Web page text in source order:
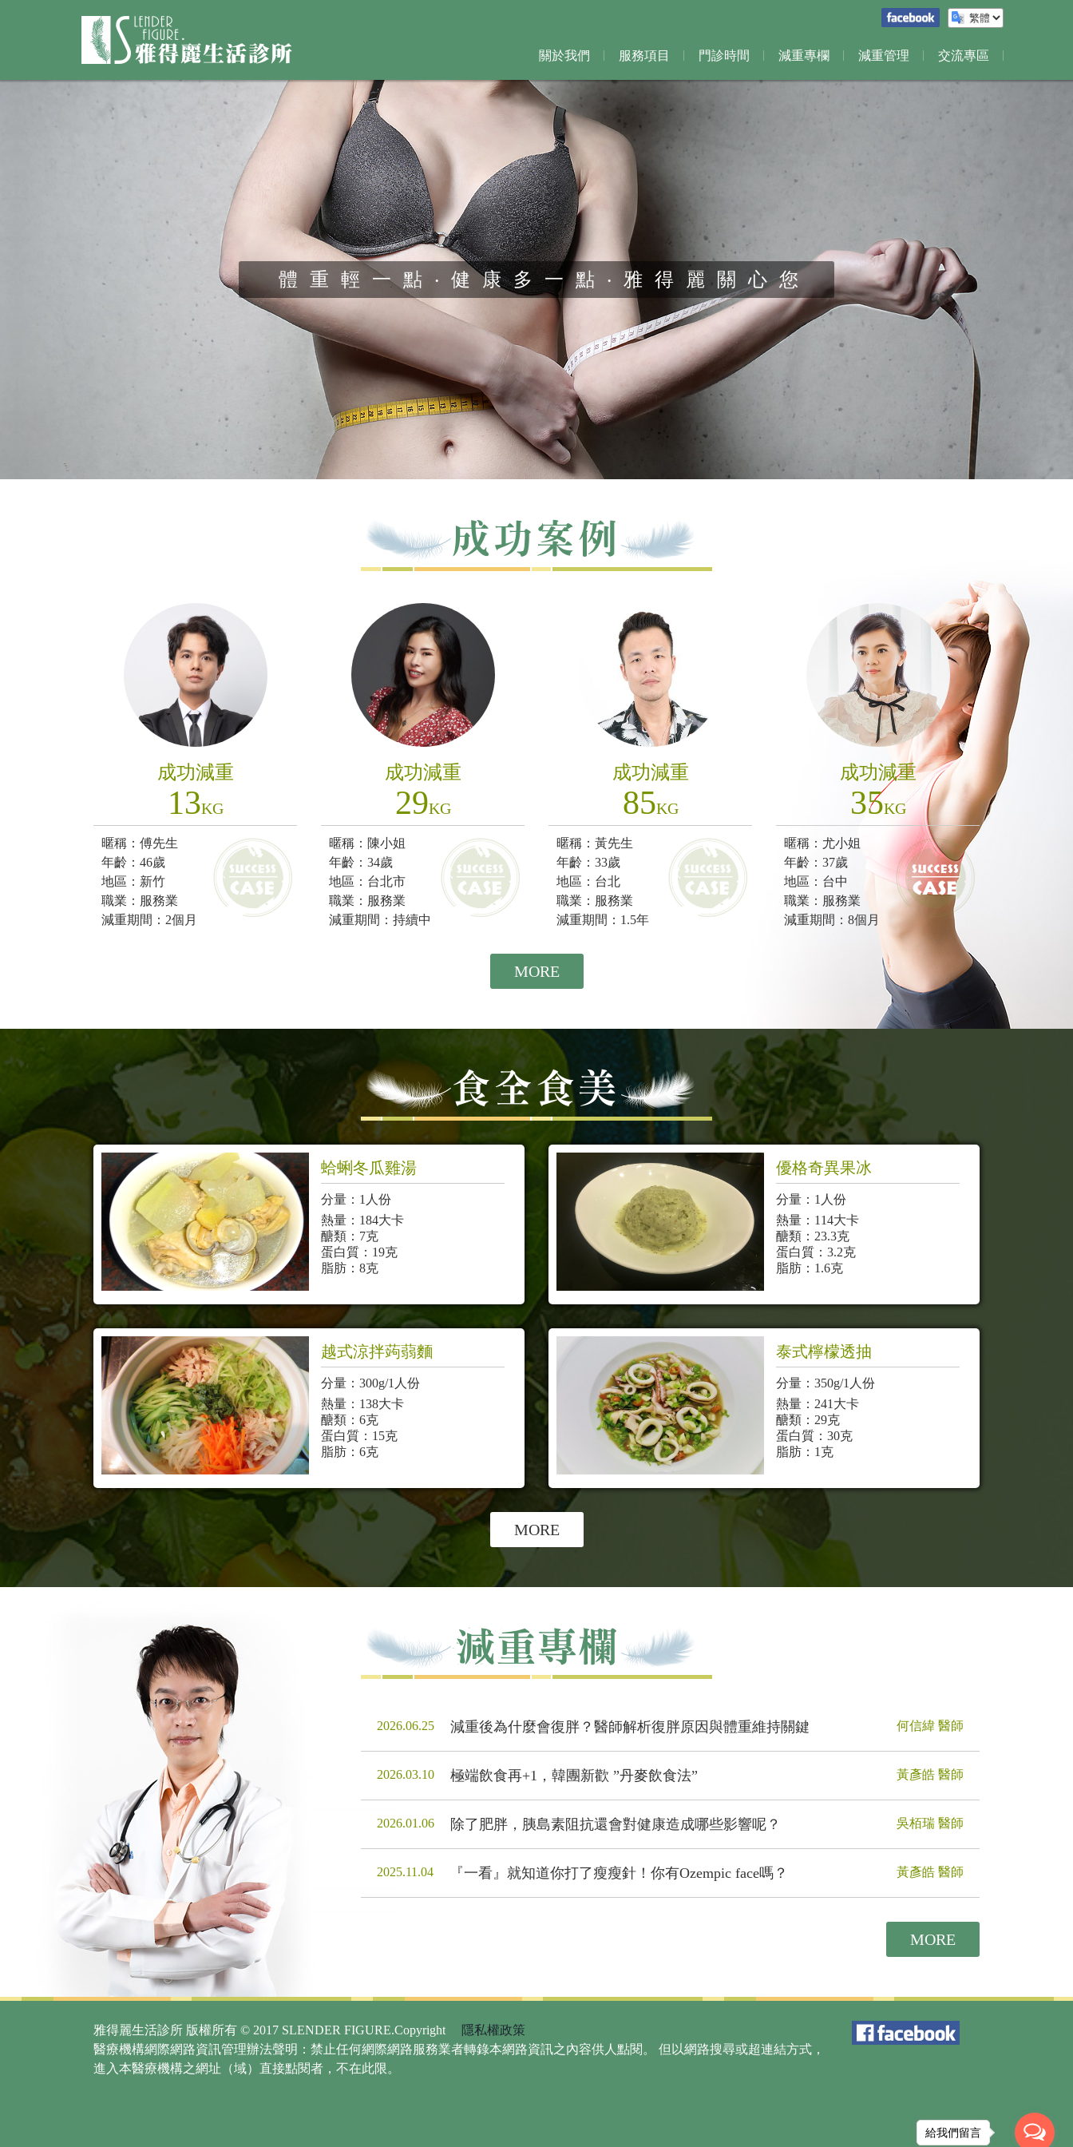
關於我們 服務項目 門診時間 減重專欄 減重管理 交流專區
體重輕一點‧健康多一點‧雅得麗關心您
體重輕一點‧健康多一點‧雅得麗關心您
體重輕一點‧健康多一點‧雅得麗關心您
體重輕一點‧健康多一點‧雅得麗關心您
體重輕一點‧健康多一點‧雅得麗關心您
成功減重
13KG
暱稱：傅先生
年齡：46歲
地區：新竹
職業：服務業
減重期間：2個月
成功減重
29KG
暱稱：陳小姐
年齡：34歲
地區：台北市
職業：服務業
減重期間：持續中
成功減重
85KG
暱稱：黃先生
年齡：33歲
地區：台北
職業：服務業
減重期間：1.5年
成功減重
35KG
暱稱：尤小姐
年齡：37歲
地區：台中
職業：服務業
減重期間：8個月
MORE
蛤蜊冬瓜雞湯
分量：1人份
熱量：184大卡
醣類：7克
蛋白質：19克
脂肪：8克
優格奇異果冰
分量：1人份
熱量：114大卡
醣類：23.3克
蛋白質：3.2克
脂肪：1.6克
越式涼拌蒟蒻麵
分量：300g/1人份
熱量：138大卡
醣類：6克
蛋白質：15克
脂肪：6克
泰式檸檬透抽
分量：350g/1人份
熱量：241大卡
醣類：29克
蛋白質：30克
脂肪：1克
MORE
2026.06.25 何信緯 醫師
減重後為什麼會復胖？醫師解析復胖原因與體重維持關鍵
2026.03.10 黃彥皓 醫師
極端飲食再+1，韓團新歡 ”丹麥飲食法”
2026.01.06 吳栢瑞 醫師
除了肥胖，胰島素阻抗還會對健康造成哪些影響呢？
2025.11.04 黃彥皓 醫師
『一看』就知道你打了瘦瘦針！你有Ozempic face嗎？
MORE
雅得麗生活診所 版權所有 © 2017 SLENDER FIGURE.Copyright
隱私權政策
醫療機構網際網路資訊管理辦法聲明：禁止任何網際網路服務業者轉錄本網路資訊之內容供人點閱。 但以網路搜尋或超連結方式，
進入本醫療機構之網址（域）直接點閱者，不在此限。
給我們留言